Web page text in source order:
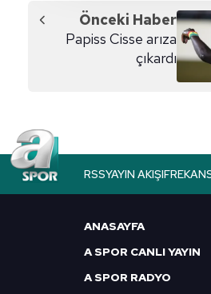
reklam/pazarlama
Çerezlere ilişkin
Önceki Haber
Papiss Cisse arıza
çıkardı
RSSYAYIN AKIŞI
ANASAYFA
A SPOR CANLI YAYIN
A SPOR RADYO